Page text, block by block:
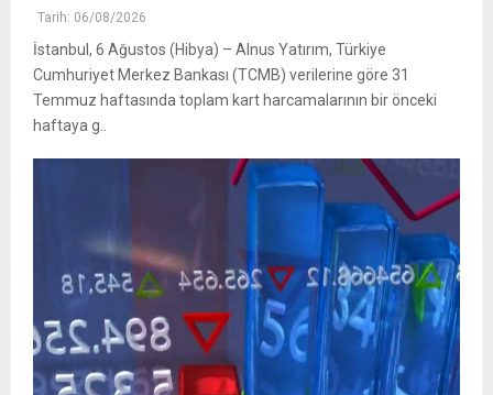
Tarih: 06/08/2026
İstanbul, 6 Ağustos (Hibya) – Alnus Yatırım, Türkiye
Cumhuriyet Merkez Bankası (TCMB) verilerine göre 31
Temmuz haftasında toplam kart harcamalarının bir önceki
haftaya g..